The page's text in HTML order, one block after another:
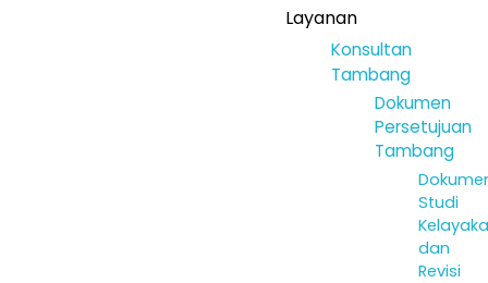
Layanan
Konsultan
Tambang
Dokumen
Persetujuan
Tambang
Studi
dan
Revisi